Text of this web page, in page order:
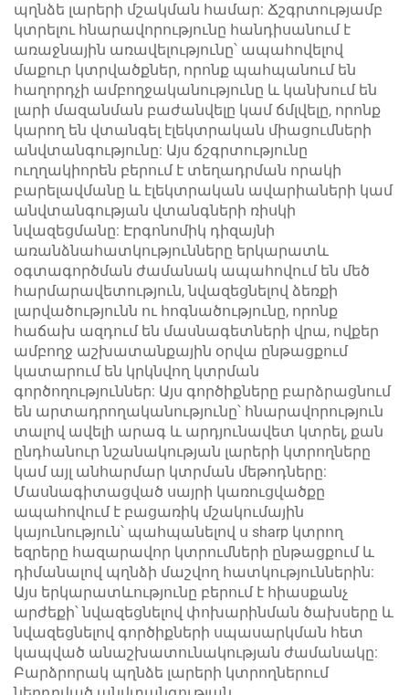
պղնձե լարերի մշակման համար: Ճշգրտությամբ
կտրելու հնարավորությունը հանդիսանում է
առաջնային առավելությունը՝ ապահովելով
մաքուր կտրվածքներ, որոնք պահպանում են
հաղորդչի ամբողջականությունը և կանխում են
լարի մազանման բաժանվելը կամ ճմլվելը, որոնք
կարող են վտանգել էլեկտրական միացումների
անվտանգությունը: Այս ճշգրտությունը
ուղղակիորեն բերում է տեղադրման որակի
բարելավմանը և էլեկտրական ավարիաների կամ
անվտանգության վտանգների ռիսկի
նվազեցմանը: Էրգոնոմիկ դիզայնի
առանձնահատկությունները երկարատև
օգտագործման ժամանակ ապահովում են մեծ
հարմարավետություն, նվազեցնելով ձեռքի
լարվածությունն ու հոգնածությունը, որոնք
հաճախ ազդում են մասնագետների վրա, ովքեր
ամբողջ աշխատանքային օրվա ընթացքում
կատարում են կրկնվող կտրման
գործողություններ: Այս գործիքները բարձրացնում
են արտադրողականությունը՝ հնարավորություն
տալով ավելի արագ և արդյունավետ կտրել, քան
ընդհանուր նշանակության լարերի կտրողները
կամ այլ անհարմար կտրման մեթոդները:
Մասնագիտացված սայրի կառուցվածքը
ապահովում է բացառիկ մշակումային
կայունություն՝ պահպանելով ս sharp կտրող
եզրերը հազարավոր կտրումների ընթացքում և
դիմանալով պղնձի մաշվող հատկություններին:
Այս երկարատևությունը բերում է հիասքանչ
արժեքի՝ նվազեցնելով փոխարինման ծախսերը և
նվազեցնելով գործիքների սպասարկման հետ
կապված անաշխատունակության ժամանակը:
Բարձրորակ պղնձե լարերի կտրողներում